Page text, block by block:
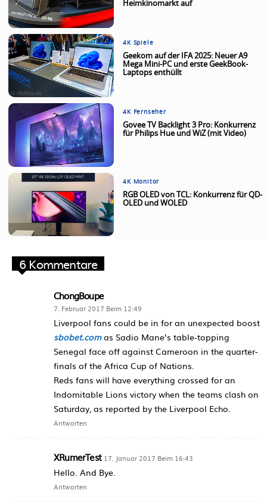
Heimkinomarkt auf
4K Spiele
Geekom auf der IFA 2025: Neuer A9
Mega Mini-PC und erste GeekBook-
Laptops enthüllt
4K Fernseher
Govee TV Backlight 3 Pro: Konkurrenz
für Philips Hue und WiZ (mit Video)
4K Monitor
RGB OLED von TCL: Konkurrenz für QD-
OLED und WOLED
6 Kommentare
ChongBoupe
7. Februar 2017 Beim 12:49
Liverpool fans could be in for an unexpected boost
sbobet.comas Sadio Mane’s table-topping
Senegal face off against Cameroon in the quarter-
finals of the Africa Cup of Nations.
​Reds fans will have everything crossed for an
Indomitable Lions victory when the teams clash on
Saturday, as reported by the ​Liverpool Echo.
Antworten
XRumerTest 17. Januar 2017 Beim 16:43
Hello. And Bye.
Antworten